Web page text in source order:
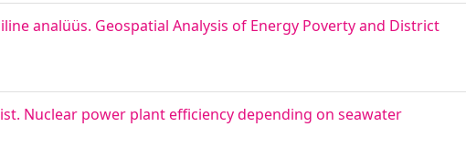
analüüs. Geospatial Analysis of Energy Poverty and District
Nuclear power plant efficiency depending on seawater